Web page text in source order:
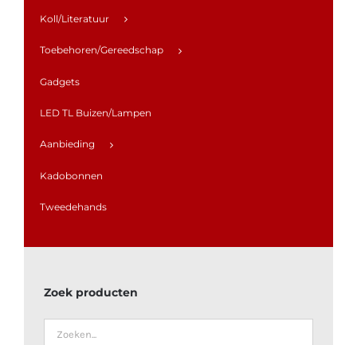
Koll/Literatuur
Toebehoren/Gereedschap
Gadgets
LED TL Buizen/Lampen
Aanbieding
Kadobonnen
Tweedehands
Zoek producten